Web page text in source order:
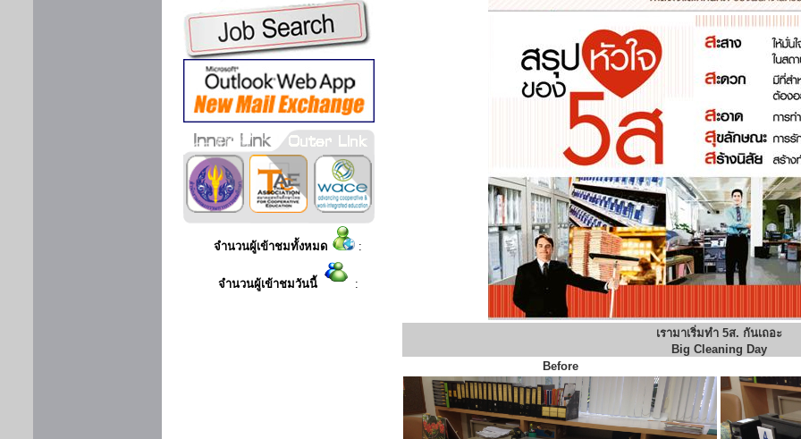
จำนวนผู้เข้าชมทั้งหมด :
จำนวนผู้เข้าชมวันนี้ :
เรามาเริ่มทำ 5ส. กันเถอะ
Big Cleaning Day
Before